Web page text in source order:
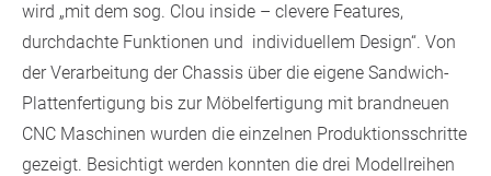
wird „mit dem sog. Clou inside – clevere Features,
durchdachte Funktionen und individuellem Design“. Von
der Verarbeitung der Chassis über die eigene Sandwich-
Plattenfertigung bis zur Möbelfertigung mit brandneuen
CNC Maschinen wurden die einzelnen Produktionsschritte
gezeigt. Besichtigt werden konnten die drei Modellreihen